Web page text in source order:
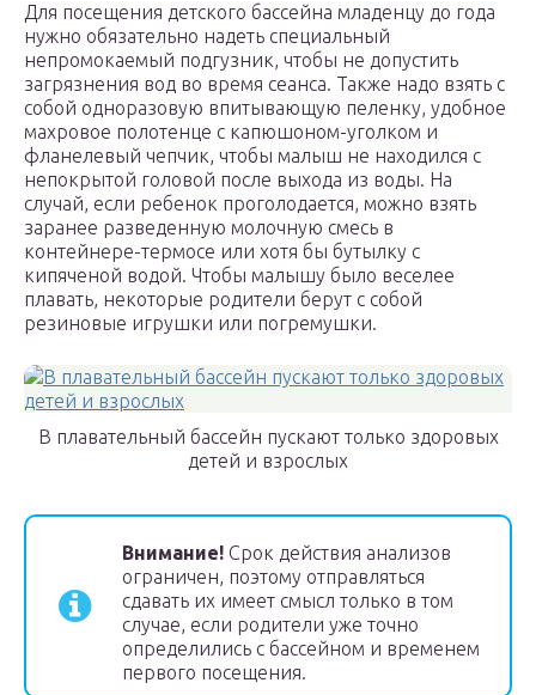
Для посещения детского бассейна младенцу до года
нужно обязательно надеть специальный
непромокаемый подгузник, чтобы не допустить
загрязнения вод во время сеанса. Также надо взять с
собой одноразовую впитывающую пеленку, удобное
махровое полотенце с капюшоном-уголком и
фланелевый чепчик, чтобы малыш не находился с
непокрытой головой после выхода из воды. На
случай, если ребенок проголодается, можно взять
заранее разведенную молочную смесь в
контейнере-термосе или хотя бы бутылку с
кипяченой водой. Чтобы малышу было веселее
плавать, некоторые родители берут с собой
резиновые игрушки или погремушки.
В плавательный бассейн пускают только здоровых
детей и взрослых
Внимание! Срок действия анализов
ограничен, поэтому отправляться
сдавать их имеет смысл только в том
случае, если родители уже точно
определились с бассейном и временем
первого посещения.